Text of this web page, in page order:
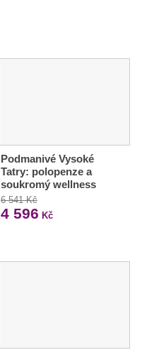
Podmanivé Vysoké
Tatry: polopenze a
soukromý wellness
6 541 Kč
4 596 Kč